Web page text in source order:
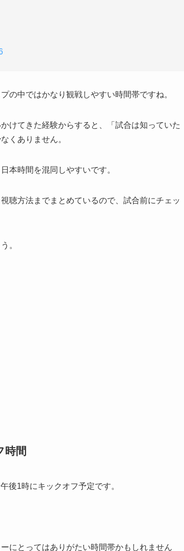
の中ではかなり観戦しやすい時間帯ですね。
けてきた経験からすると、「試合は知っていた
くありません。
本時間を混同しやすいです。
聴方法までまとめているので、試合前にチェッ
。
時間
後1時にキックオフ予定です。
にとってはありがたい時間帯かもしれません